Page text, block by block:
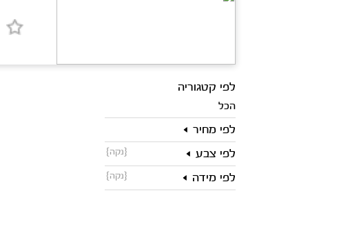
לפי קטגוריה
הכל
לפי מחיר
{נקה} לפי צבע
{נקה} לפי מידה